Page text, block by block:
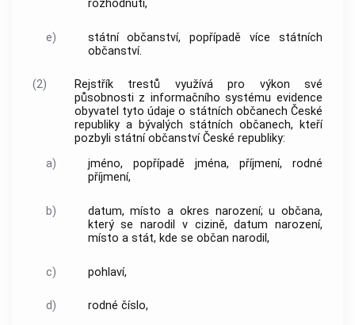
rozhodnutí,
e)
státní občanství, popřípadě více státních
občanství.
(2)
Rejstřík trestů využívá pro výkon své
působnosti z informačního systému evidence
obyvatel tyto údaje o státních občanech České
republiky a bývalých státních občanech, kteří
pozbyli státní občanství České republiky:
a)
jméno, popřípadě jména, příjmení, rodné
příjmení,
b)
datum, místo a okres narození; u občana,
který se narodil v cizině, datum narození,
místo a stát, kde se občan narodil,
c) pohlaví,
d) rodné číslo,